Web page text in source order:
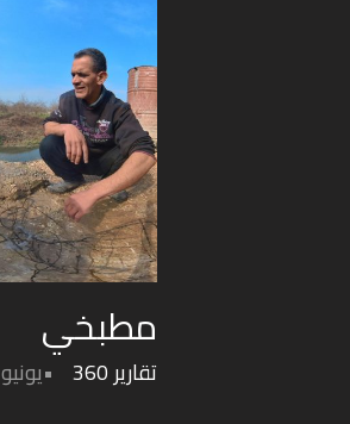
مطبخي
تقارير 360 يونيو 1, 2023